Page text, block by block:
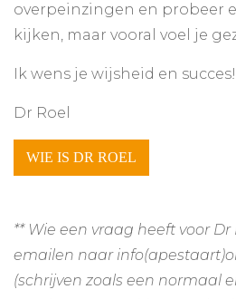
overpeinzingen en probeer
kijken, maar vooral voel je
Ik wens je wijsheid en succes!
Dr Roel
** Wie een vraag heeft voor
emailen naar
(schrijven zoals een normaal